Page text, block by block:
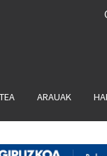
ARAUAK